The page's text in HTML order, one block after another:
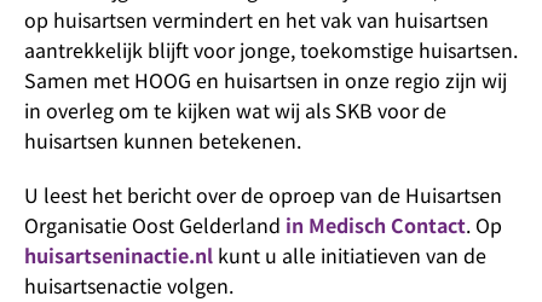
op huisartsen vermindert en het vak van huisartsen
aantrekkelijk blijft voor jonge, toekomstige huisartsen.
Samen met HOOG en huisartsen in onze regio zijn wij
in overleg om te kijken wat wij als SKB voor de
huisartsen kunnen betekenen.
U leest het bericht over de oproep van de Huisartsen
Organisatie Oost Gelderland in Medisch Contact. Op
huisartseninactie.nl kunt u alle initiatieven van de
huisartsenactie volgen.